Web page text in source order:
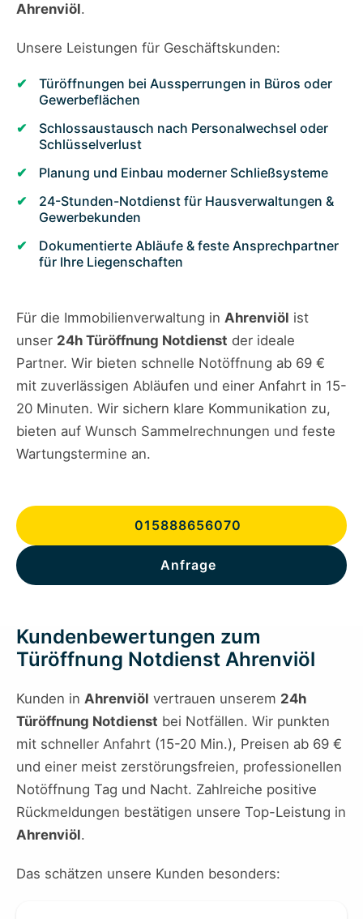
Ahrenviöl.
Unsere Leistungen für Geschäftskunden:
Türöffnungen bei Aussperrungen in Büros oder
Gewerbeflächen
Schlossaustausch nach Personalwechsel oder
Schlüsselverlust
Planung und Einbau moderner Schließsysteme
24-Stunden-Notdienst für Hausverwaltungen &
Gewerbekunden
Dokumentierte Abläufe & feste Ansprechpartner
für Ihre Liegenschaften
Für die Immobilienverwaltung in Ahrenviöl ist
unser 24h Türöffnung Notdienst der ideale
Partner. Wir bieten schnelle Notöffnung ab 69 €
mit zuverlässigen Abläufen und einer Anfahrt in 15-
20 Minuten. Wir sichern klare Kommunikation zu,
bieten auf Wunsch Sammelrechnungen und feste
Wartungstermine an.
015888656070
Anfrage
Kundenbewertungen zum
Türöffnung Notdienst Ahrenviöl
Kunden in Ahrenviöl vertrauen unserem 24h
Türöffnung Notdienst bei Notfällen. Wir punkten
mit schneller Anfahrt (15-20 Min.), Preisen ab 69 €
und einer meist zerstörungsfreien, professionellen
Notöffnung Tag und Nacht. Zahlreiche positive
Rückmeldungen bestätigen unsere Top-Leistung in
Ahrenviöl.
Das schätzen unsere Kunden besonders: